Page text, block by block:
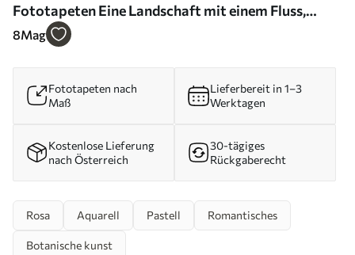
Fototapeten Eine Landschaft mit einem Fluss,
umgeben von Blumen und Pflanzen, sanften Farben,
8Mag
Fototapeten nach
Maß
Lieferbereit in 1–3
Werktagen
Kostenlose Lieferung
nach Österreich
30-tägiges
Rückgaberecht
Rosa Aquarell Pastell Romantisches
Botanische kunst